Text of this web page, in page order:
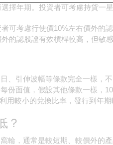
擇年期。投資者可考慮持貨一
可考慮行使價10%左右價外的
的認股證有效槓桿較高，但敏感
、引伸波幅等條款完全一樣，
份面值，假設其他條款一樣，
用較小的兌換比率，發行到年
？
輪，通常是較短期、較價外的